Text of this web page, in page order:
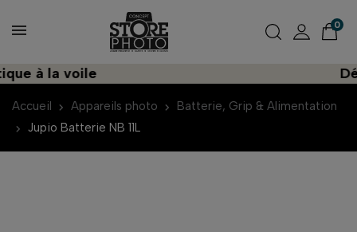
0
à la voile
Accueil Appareils photo
Batterie, Grip & Alimentation
Jupio Batterie NB 11L